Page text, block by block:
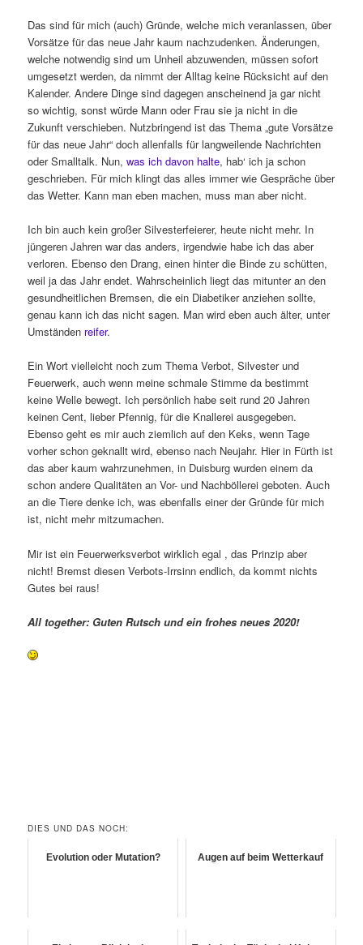
Das sind für mich (auch) Gründe, welche mich veranlassen, über
Vorsätze für das neue Jahr kaum nachzudenken. Änderungen,
welche notwendig sind um Unheil abzuwenden, müssen sofort
umgesetzt werden, da nimmt der Alltag keine Rücksicht auf den
Kalender. Andere Dinge sind dagegen anscheinend ja gar nicht
so wichtig, sonst würde Mann oder Frau sie ja nicht in die
Zukunft verschieben. Nutzbringend ist das Thema „gute Vorsätze
für das neue Jahr“ doch allenfalls für langweilende Nachrichten
oder Smalltalk. Nun,was ich davon halte, hab‘ ich ja schon
geschrieben. Für mich klingt das alles immer wie Gespräche über
das Wetter. Kann man eben machen, muss man aber nicht.
Ich bin auch kein großer Silvesterfeierer, heute nicht mehr. In
jüngeren Jahren war das anders, irgendwie habe ich das aber
verloren. Ebenso den Drang, einen hinter die Binde zu schütten,
weil ja das Jahr endet. Wahrscheinlich liegt das mitunter an den
gesundheitlichen Bremsen, die ein Diabetiker anziehen sollte,
genau kann ich das nicht sagen. Man wird eben auch älter, unter
Umständen reifer.
Ein Wort vielleicht noch zum Thema Verbot, Silvester und
Feuerwerk, auch wenn meine schmale Stimme da bestimmt
keine Welle bewegt. Ich persönlich habe seit rund 20 Jahren
keinen Cent, lieber Pfennig, für die Knallerei ausgegeben.
Ebenso geht es mir auch ziemlich auf den Keks, wenn Tage
vorher schon geknallt wird, ebenso nach Neujahr. Hier in Fürth ist
das aber kaum wahrzunehmen, in Duisburg wurden einem da
schon andere Qualitäten an Vor- und Nachböllerei geboten. Auch
an die Tiere denke ich, was ebenfalls einer der Gründe für mich
ist, nicht mehr mitzumachen.
Mir ist ein Feuerwerksverbot wirklich egal , das Prinzip aber
nicht! Bremst diesen Verbots-Irrsinn endlich, da kommt nichts
Gutes bei raus!
All together: Guten Rutsch und ein frohes neues 2020!
DIES UND DAS NOCH:
Evolution oder Mutation? Augen auf beim Wetterkauf